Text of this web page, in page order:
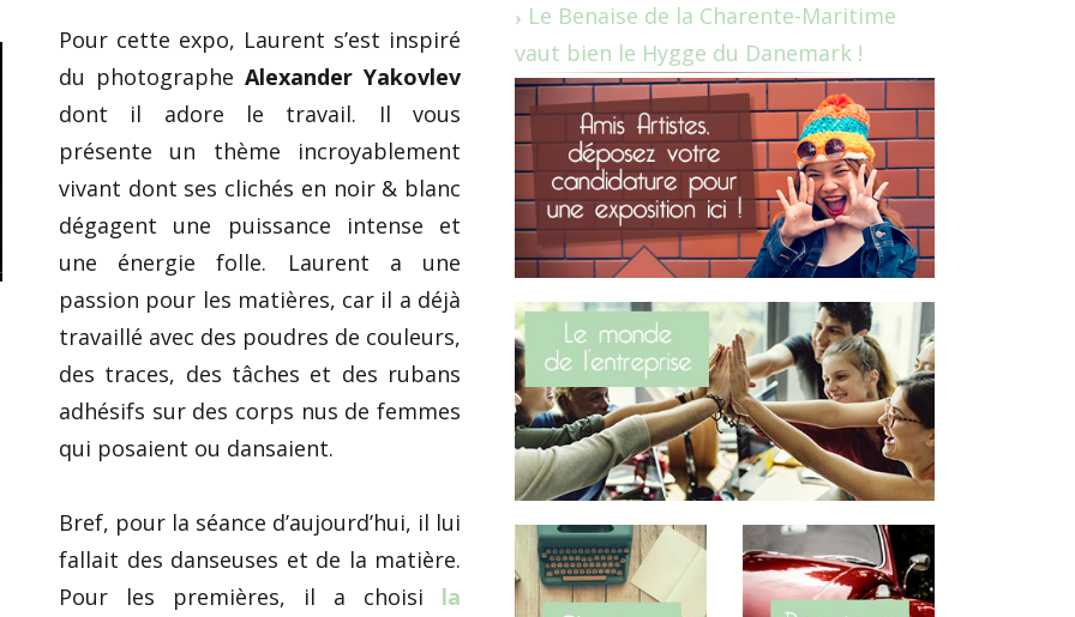
Pour cette expo, Laurent s’est inspiré
du photographe Alexander Yakovlev
dont il adore le travail. Il vous
présente un thème incroyablement
vivant dont ses clichés en noir & blanc
dégagent une puissance intense et
une énergie folle. Laurent a une
passion pour les matières, car il a déjà
travaillé avec des poudres de couleurs,
des traces, des tâches et des rubans
adhésifs sur des corps nus de femmes
qui posaient ou dansaient.
Bref, pour la séance d’aujourd’hui, il lui
fallait des danseuses et de la matière.
Pour les premières, il a choisi la
Le Benaise de la Charente-Maritime
vaut bien le Hygge du Danemark !